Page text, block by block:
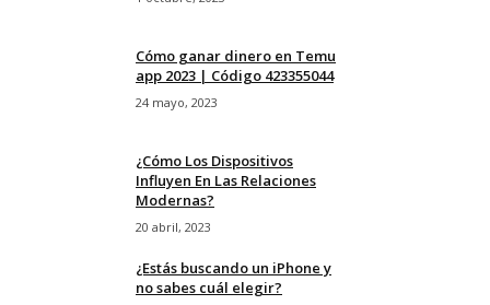
Cómo ganar dinero en Temu
app 2023 | Código 423355044
24 mayo, 2023
¿Cómo Los Dispositivos
Influyen En Las Relaciones
Modernas?
20 abril, 2023
¿Estás buscando un iPhone y
no sabes cuál elegir?